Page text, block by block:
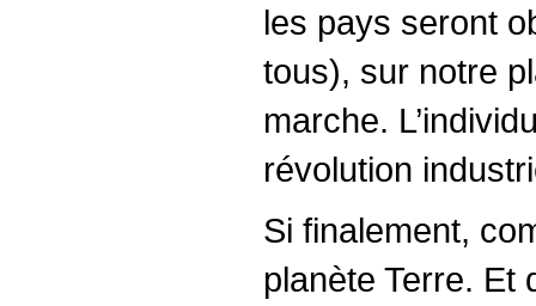
les pays seront
tous), sur notre
marche.
révolution
Si finalement,
planète Terre. Et